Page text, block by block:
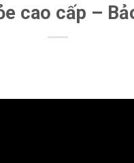
cao cấp –